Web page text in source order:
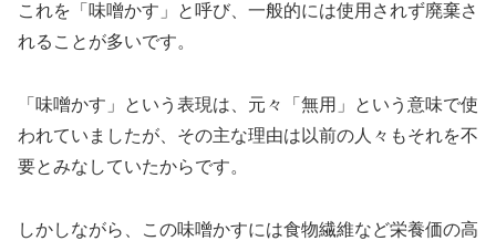
これを「味噌かす」と呼び、一般的には使用されず廃棄さ
れることが多いです。
「味噌かす」という表現は、元々「無用」という意味で使
われていましたが、その主な理由は以前の人々もそれを不
要とみなしていたからです。
しかしながら、この味噌かすには食物繊維など栄養価の高